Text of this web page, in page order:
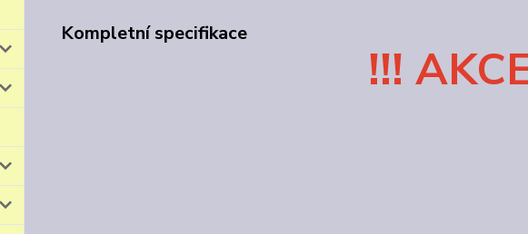
Kompletní specifikace
!!!